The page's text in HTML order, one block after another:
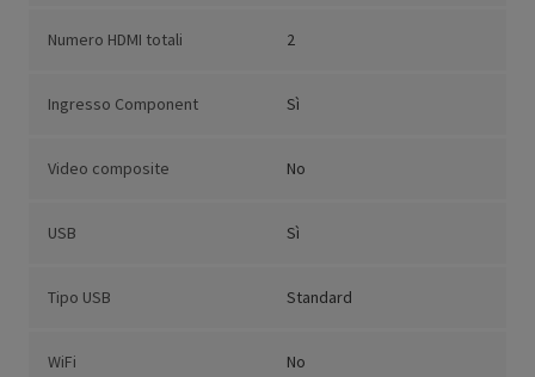
Numero HDMI totali 2
Ingresso Component Sì
Video composite No
USB Sì
Tipo USB Standard
WiFi No